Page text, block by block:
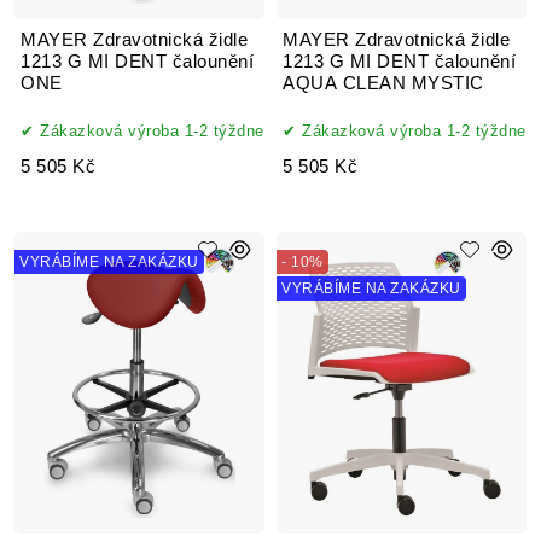
MAYER Zdravotnická židle
1213 G MI DENT čalounění
ONE
Zákazková výroba 1-2 týždne
5 505 Kč
MAYER Zdravotnická židle
1213 G MI DENT čalounění
AQUA CLEAN MYSTIC
Zákazková výroba 1-2 týždne
5 505 Kč
VYRÁBÍME NA ZAKÁZKU
- 10%
VYRÁBÍME NA ZAKÁZKU